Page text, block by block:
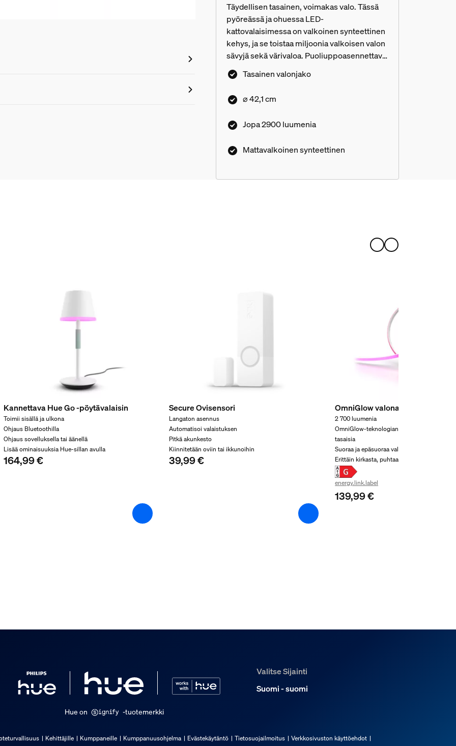
Täydellisen tasainen, voimakas valo. Tässä
pyöreässä ja ohuessa LED-
kattovalaisimessa on valkoinen synteettinen
kehys, ja se toistaa miljoonia valkoisen valon
sävyjä sekä värivaloa. Puoliuppoasennettava
rakenne tuo valaistukseen syvyyttä, ja
tyylikkään yksinkertainen muotoilu sopii
Tasainen valonjako
⌀ 42,1 cm
Jopa 2900 luumenia
Mattavalkoinen synteettinen
mukana
Kannettava Hue Go -pöytävalaisin
Toimii sisällä ja ulkona
Ohjaus Bluetoothilla
Ohjaus sovelluksella tai äänellä
Lisää ominaisuuksia Hue-sillan avulla
164,99 €
Secure Ovisensori
Langaton asennus
Automatisoi valaistuksen
Pitkä akunkesto
Kiinnitetään oviin tai ikkunoihin
39,99 €
OmniGlow valonauha 3 m
2 700 luumenia
OmniGlow-teknologian ansiosta
tasaisia
Suoraa ja epäsuoraa valoa
Erittäin kirkasta, puhtaan valkoista valoa
energy.link.label
139,99 €
Valitse Sijainti
Suomi - suomi
Hue on -tuotemerkki
Kehittäjille Kumppaneille Kumppanuusohjelma Evästekäytäntö Tietosuojailmoitus
Verkkosivuston käyttöehdot